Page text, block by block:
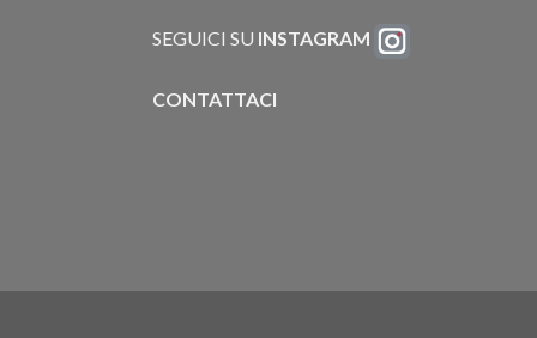
SEGUICI SU INSTAGRAM
CONTATTACI